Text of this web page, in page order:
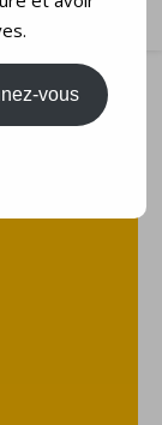
vous